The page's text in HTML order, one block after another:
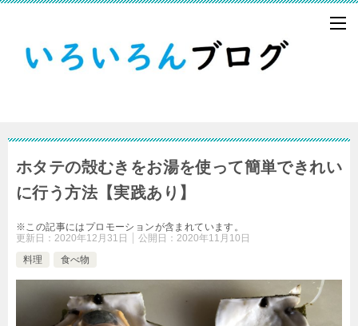
ホタテの殻むきをお湯を使って簡単できれい
に行う方法【実践あり】
※この記事にはプロモーションが含まれています。
更新日： 2020年12月31日 公開日： 2020年11月10日
料理
食べ物